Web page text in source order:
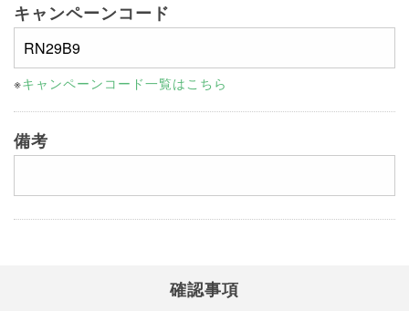
キャンペーンコード
※キャンペーンコード一覧はこちら
備考
確認事項